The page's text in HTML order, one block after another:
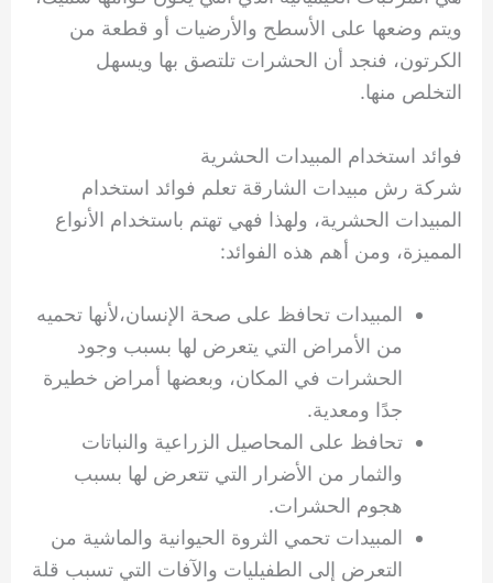
ويتم وضعها على الأسطح والأرضيات أو قطعة من
الكرتون، فنجد أن الحشرات تلتصق بها ويسهل
التخلص منها.
فوائد استخدام المبيدات الحشرية
شركة رش مبيدات الشارقة تعلم فوائد استخدام
المبيدات الحشرية، ولهذا فهي تهتم باستخدام الأنواع
المميزة، ومن أهم هذه الفوائد:
المبيدات تحافظ على صحة الإنسان،لأنها تحميه
من الأمراض التي يتعرض لها بسبب وجود
الحشرات في المكان، وبعضها أمراض خطيرة
جدًا ومعدية.
تحافظ على المحاصيل الزراعية والنباتات
والثمار من الأضرار التي تتعرض لها بسبب
هجوم الحشرات.
المبيدات تحمي الثروة الحيوانية والماشية من
التعرض إلى الطفيليات والآفات التي تسبب قلة